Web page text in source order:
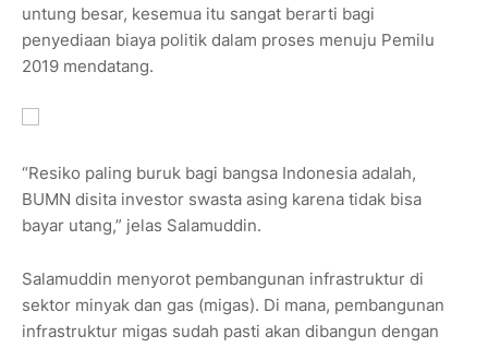
untung besar, kesemua itu sangat berarti bagi
penyediaan biaya politik dalam proses menuju Pemilu
2019 mendatang.
“Resiko paling buruk bagi bangsa Indonesia adalah,
BUMN disita investor swasta asing karena tidak bisa
bayar utang,” jelas Salamuddin.
Salamuddin menyorot pembangunan infrastruktur di
sektor minyak dan gas (migas). Di mana, pembangunan
infrastruktur migas sudah pasti akan dibangun dengan